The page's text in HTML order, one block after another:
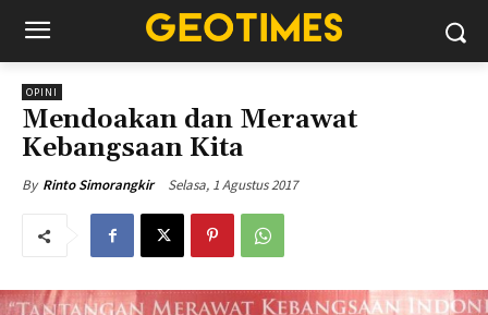
OPINI
Mendoakan dan Merawat
Kebangsaan Kita
By Rinto Simorangkir Selasa, 1 Agustus 2017